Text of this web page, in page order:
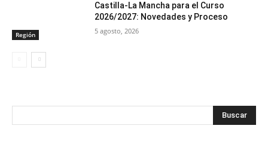
Región
Castilla-La Mancha para el Curso
2026/2027: Novedades y Proceso
5 agosto, 2026
Buscar